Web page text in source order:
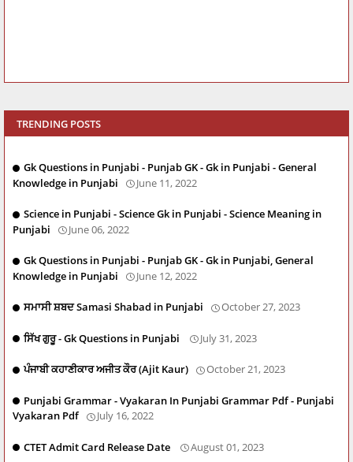
TRENDING POSTS
Gk Questions in Punjabi - Punjab GK - Gk in Punjabi - General
Knowledge in Punjabi
June 11, 2022
Science in Punjabi - Science Gk in Punjabi - Science Meaning in
Punjabi
June 06, 2022
Gk Questions in Punjabi - Punjab GK - Gk in Punjabi, General
Knowledge in Punjabi
June 12, 2022
ਸਮਾਸੀ ਸ਼ਬਦ Samasi Shabad in Punjabi October 27, 2023
ਸਿੱਖ ਗੁਰੂ - Gk Questions in Punjabi July 31, 2023
ਪੰਜਾਬੀ ਕਹਾਣੀਕਾਰ ਅਜੀਤ ਕੌਰ (Ajit Kaur) October 21, 2023
Punjabi Grammar - Vyakaran In Punjabi Grammar Pdf - Punjabi
Vyakaran Pdf
July 16, 2022
CTET Admit Card Release Date August 01, 2023